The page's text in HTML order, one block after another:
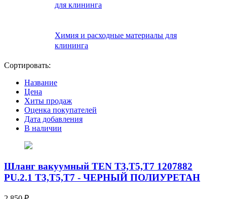
для клининга
Химия и расходные материалы для
клининга
Сортировать:
Название
Цена
Хиты продаж
Оценка покупателей
Дата добавления
В наличии
Шланг вакуумный TEN T3,T5,T7 1207882
PU.2.1 T3,T5,T7 - ЧЕРНЫЙ ПОЛИУРЕТАН